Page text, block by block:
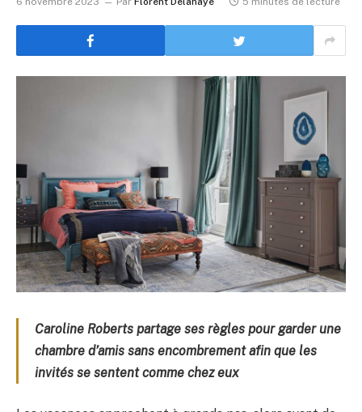
Caroline Roberts partage ses règles pour garder une
chambre d’amis sans encombrement afin que les
invités se sentent comme chez eux